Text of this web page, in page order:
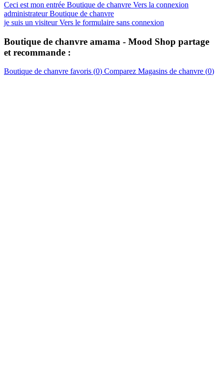
Ceci est mon entrée Boutique de chanvre Vers la connexion
administrateur Boutique de chanvre
je suis un visiteurVers le formulaire sans connexion
Boutique de chanvre amama - Mood Shop partage
et recommande :
Boutique de chanvre favoris (0) Comparez Magasins de chanvre (0)